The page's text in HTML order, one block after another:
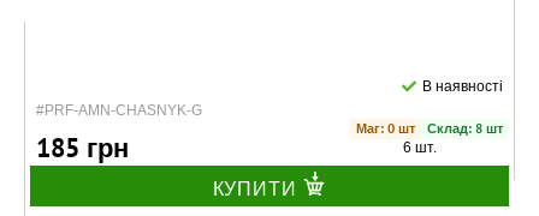
#PRF-AMN-CHASNYK-G
В наявності
Маг: 0 шт Склад: 8 шт
185 грн 6 шт.
КУПИТИ